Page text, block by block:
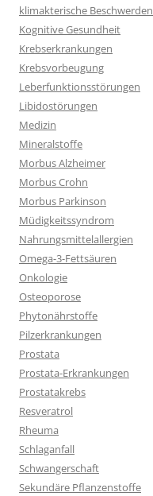
klimakterische Beschwerden
Kognitive Gesundheit
Krebserkrankungen
Krebsvorbeugung
Leberfunktionsstörungen
Libidostörungen
Medizin
Mineralstoffe
Morbus Alzheimer
Morbus Crohn
Morbus Parkinson
Müdigkeitssyndrom
Nahrungsmittelallergien
Omega-3-Fettsäuren
Onkologie
Osteoporose
Phytonährstoffe
Pilzerkrankungen
Prostata
Prostata-Erkrankungen
Prostatakrebs
Resveratrol
Rheuma
Schlaganfall
Schwangerschaft
Sekundäre Pflanzenstoffe